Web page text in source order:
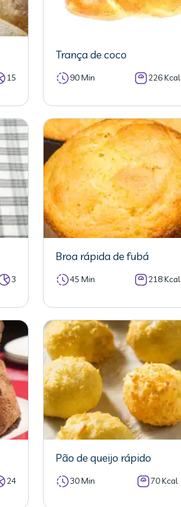
15
Trança de coco
90 Min 226 Kcal
3
Broa rápida de fubá
45 Min 218 Kcal
24
Pão de queijo rápido
30 Min 70 Kcal